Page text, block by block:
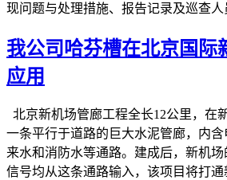
现问题与处理措施、报告记录及巡查人
我公司哈芬槽在北京国际
应用
北京新机场管廊工程全长12公里，在
一条平行于道路的巨大水泥管廊，内
来水和消防水等通路。建成后，新机
信号均从这条通路输入，该项目将打